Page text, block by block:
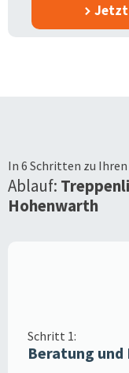
Jetzt
In 6 Schritten zu
Ablauf:
Hohenwarth
Schritt 1:
Beratung und